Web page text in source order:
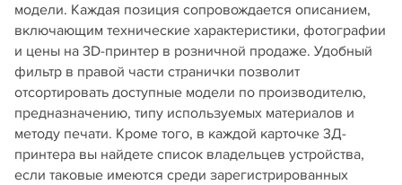
модели. Каждая позиция сопровождается описанием,
включающим технические характеристики, фотографии
и цены на 3D-принтер в розничной продаже. Удобный
фильтр в правой части странички позволит
отсортировать доступные модели по производителю,
предназначению, типу используемых материалов и
методу печати. Кроме того, в каждой карточке 3Д-
принтера вы найдете список владельцев устройства,
если таковые имеются среди зарегистрированных